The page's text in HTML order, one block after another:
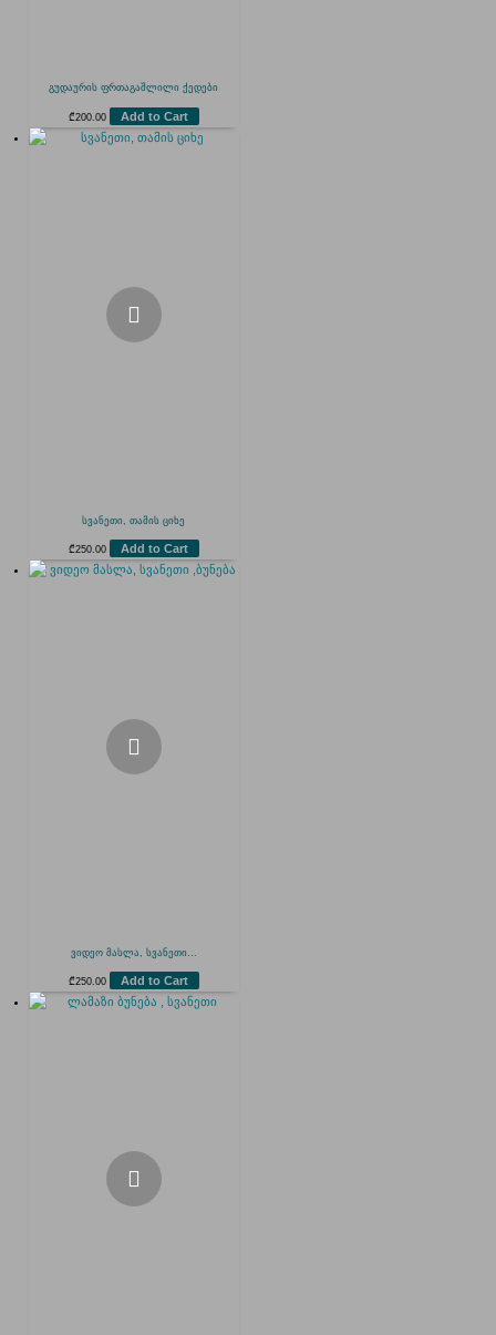
გუდაურის ფრთაგაშლილი ქედები
₾200.00 Add to Cart
სვანეთი, თამის ციხე
₾250.00 Add to Cart
ვიდეო მასლა, სვანეთი...
₾250.00 Add to Cart